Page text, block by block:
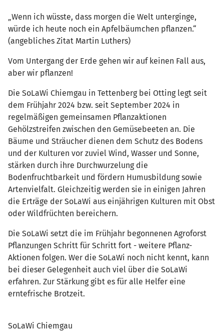
„Wenn ich wüsste, dass morgen die Welt unterginge,
würde ich heute noch ein Apfelbäumchen pflanzen.“
(angebliches Zitat Martin Luthers)
Vom Untergang der Erde gehen wir auf keinen Fall aus,
aber wir pflanzen!
Die SoLaWi Chiemgau in Tettenberg bei Otting legt seit
dem Frühjahr 2024 bzw. seit September 2024 in
regelmäßigen gemeinsamen Pflanzaktionen
Gehölzstreifen zwischen den Gemüsebeeten an. Die
Bäume und Sträucher dienen dem Schutz des Bodens
und der Kulturen vor zuviel Wind, Wasser und Sonne,
stärken durch ihre Durchwurzelung die
Bodenfruchtbarkeit und fördern Humusbildung sowie
Artenvielfalt. Gleichzeitig werden sie in einigen Jahren
die Erträge der SoLaWi aus einjährigen Kulturen mit Obst
oder Wildfrüchten bereichern.
Die SoLaWi setzt die im Frühjahr begonnenen Agroforst
Pflanzungen Schritt für Schritt fort - weitere Pflanz-
Aktionen folgen. Wer die SoLaWi noch nicht kennt, kann
bei dieser Gelegenheit auch viel über die SoLaWi
erfahren. Zur Stärkung gibt es für alle Helfer eine
erntefrische Brotzeit.
SoLaWi Chiemgau